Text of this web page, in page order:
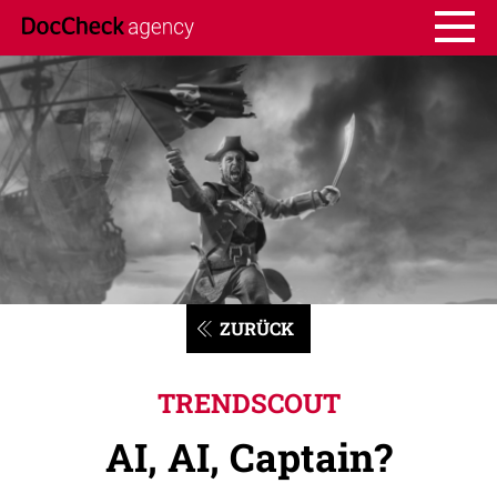
ZURÜCK
TRENDSCOUT
AI, AI, Captain?